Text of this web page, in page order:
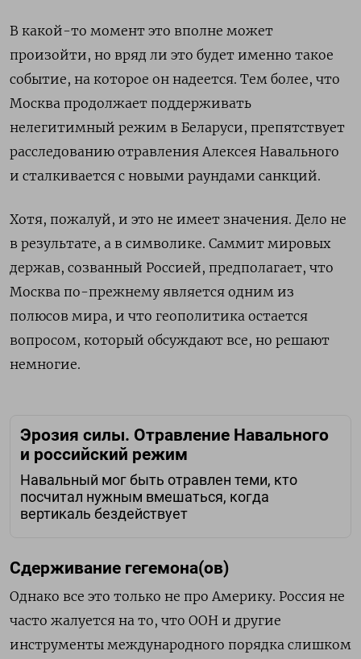
В какой-то момент это вполне может
произойти, но вряд ли это будет именно такое
событие, на которое он надеется. Тем более, что
Москва продолжает поддерживать
нелегитимный режим в Беларуси, препятствует
расследованию отравления Алексея Навального
и сталкивается с новыми раундами санкций.
Хотя, пожалуй, и это не имеет значения. Дело не
в результате, а в символике. Саммит мировых
держав, созванный Россией, предполагает, что
Москва по-прежнему является одним из
полюсов мира, и что геополитика остается
вопросом, который обсуждают все, но решают
немногие.
Эрозия силы. Отравление Навального
и российский режим
Навальный мог быть отравлен теми, кто
посчитал нужным вмешаться, когда
вертикаль бездействует
Сдерживание гегемона(ов)
Однако все это только не про Америку. Россия не
часто жалуется на то, что ООН и другие
инструменты международного порядка слишком